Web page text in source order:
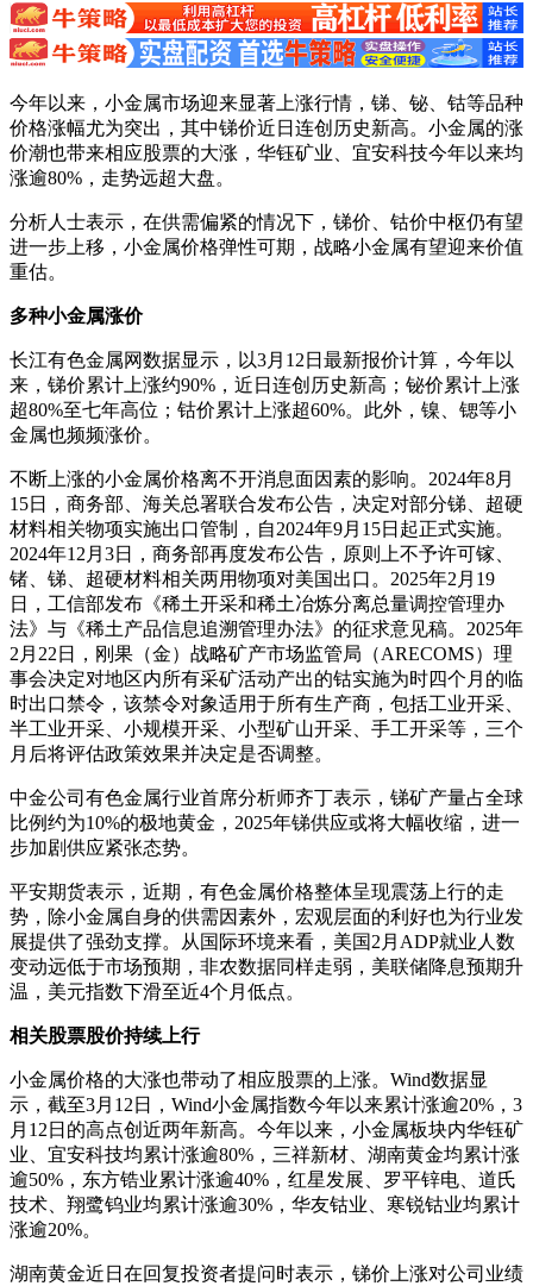
今年以来，小金属市场迎来显著上涨行情，锑、铋、钴等品种
价格涨幅尤为突出，其中锑价近日连创历史新高。小金属的涨
价潮也带来相应股票的大涨，华钰矿业、宜安科技今年以来均
涨逾80%，走势远超大盘。
分析人士表示，在供需偏紧的情况下，锑价、钴价中枢仍有望
进一步上移，小金属价格弹性可期，战略小金属有望迎来价值
重估。
多种小金属涨价
长江有色金属网数据显示，以3月12日最新报价计算，今年以
来，锑价累计上涨约90%，近日连创历史新高；铋价累计上涨
超80%至七年高位；钴价累计上涨超60%。此外，镍、锶等小
金属也频频涨价。
不断上涨的小金属价格离不开消息面因素的影响。2024年8月
15日，商务部、海关总署联合发布公告，决定对部分锑、超硬
材料相关物项实施出口管制，自2024年9月15日起正式实施。
2024年12月3日，商务部再度发布公告，原则上不予许可镓、
锗、锑、超硬材料相关两用物项对美国出口。2025年2月19
日，工信部发布《稀土开采和稀土冶炼分离总量调控管理办
法》与《稀土产品信息追溯管理办法》的征求意见稿。2025年
2月22日，刚果（金）战略矿产市场监管局（ARECOMS）理
事会决定对地区内所有采矿活动产出的钴实施为时四个月的临
时出口禁令，该禁令对象适用于所有生产商，包括工业开采、
半工业开采、小规模开采、小型矿山开采、手工开采等，三个
月后将评估政策效果并决定是否调整。
中金公司有色金属行业首席分析师齐丁表示，锑矿产量占全球
比例约为10%的极地黄金，2025年锑供应或将大幅收缩，进一
步加剧供应紧张态势。
平安期货表示，近期，有色金属价格整体呈现震荡上行的走
势，除小金属自身的供需因素外，宏观层面的利好也为行业发
展提供了强劲支撑。从国际环境来看，美国2月ADP就业人数
变动远低于市场预期，非农数据同样走弱，美联储降息预期升
温，美元指数下滑至近4个月低点。
相关股票股价持续上行
小金属价格的大涨也带动了相应股票的上涨。Wind数据显
示，截至3月12日，Wind小金属指数今年以来累计涨逾20%，3
月12日的高点创近两年新高。今年以来，小金属板块内华钰矿
业、宜安科技均累计涨逾80%，三祥新材、湖南黄金均累计涨
逾50%，东方锆业累计涨逾40%，红星发展、罗平锌电、道氏
技术、翔鹭钨业均累计涨逾30%，华友钴业、寒锐钴业均累计
涨逾20%。
湖南黄金近日在回复投资者提问时表示，锑价上涨对公司业绩